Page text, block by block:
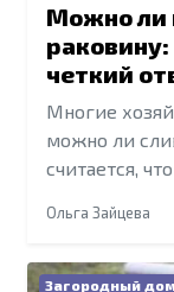
Можно ли
четкий
Многие
можно ли
считается,
Ольга Зайцева
Загородный